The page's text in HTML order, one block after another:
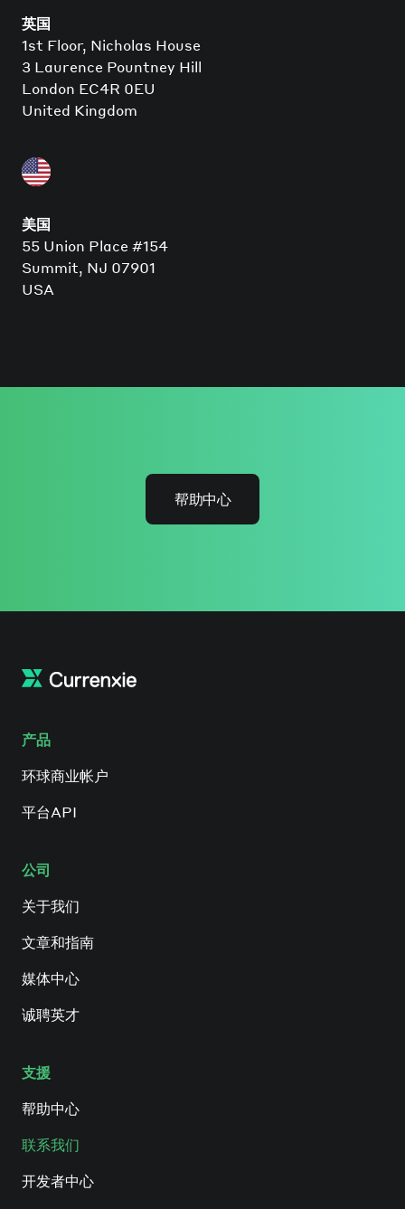
英国
1st Floor, Nicholas House
3 Laurence Pountney Hill
London EC4R 0EU
United Kingdom
美国
55 Union Place #154
Summit, NJ 07901
USA
帮助中心
产品
环球商业帐户
平台API
公司
关于我们
文章和指南
媒体中心
诚聘英才
支援
帮助中心
联系我们
开发者中心